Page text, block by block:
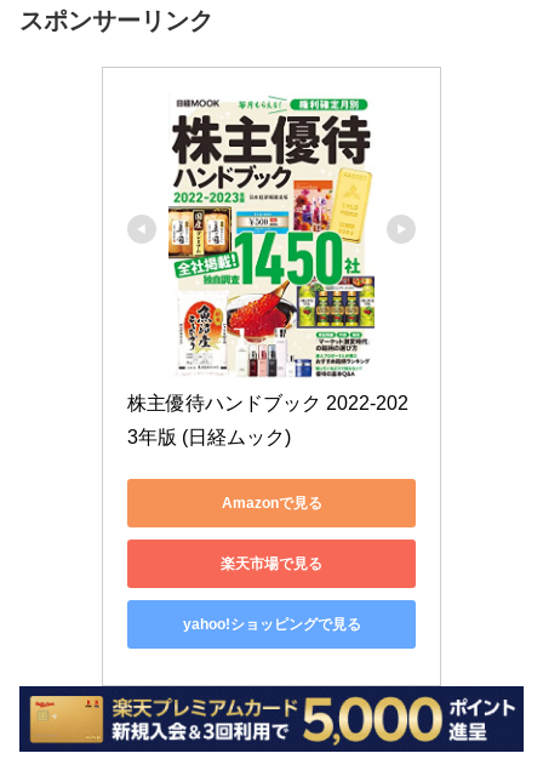
スポンサーリンク
株主優待ハンドブック 2022-202
3年版 (日経ムック)
Amazonで見る
楽天市場で見る
yahoo!ショッピングで見る